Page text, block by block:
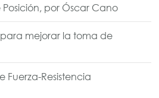
por Óscar Cano
mejorar la toma de
Fuerza-Resistencia